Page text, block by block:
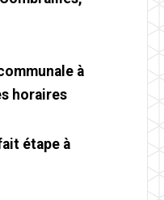
à
horaires
étape à